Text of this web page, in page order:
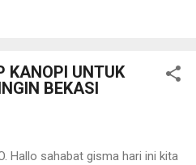
mengenai PRICELIST BESI
besi beton yang dapat
proyek Anda. Kami memahami
yang berbeda. Oleh
produk besi beton yang kuat,
KANOPI UNTUK
BEKASI
Hallo sahabat gisma hari ini kita